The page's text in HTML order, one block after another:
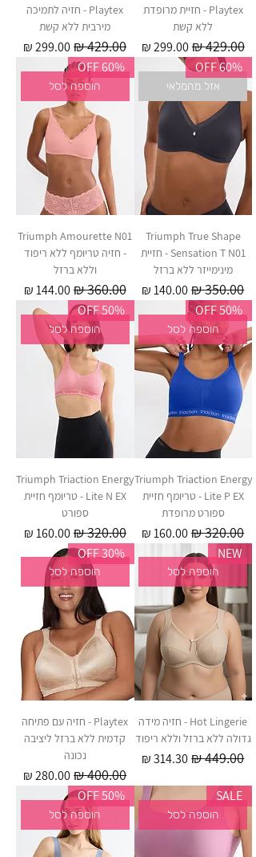
Playtex - חזיית מרופדת
ללא קשת
מחיר רגיל‏429.00 ‏₪ מחיר מבצע‏299.00 ‏₪
Playtex - חזיה לתמיכה
מירבית ללא קשת
מחיר רגיל‏429.00 ‏₪ מחיר מבצע
אזל מהמלאי
60% OFF
Triumph True Shape
Sensation T N01 - חזיית
מינימייזר ללא ברזל
מחיר רגיל‏350.00 ‏₪ מחיר מבצע
הוספה לסל
60% OFF
Triumph Amourette N01
- חזיה טריומף ללא ריפוד
וללא ברזל
מחיר רגיל‏360.00 ‏₪ מחיר מבצע‏144.00 ‏₪
הוספה לסל
50% OFF
Triumph Triaction Energy
Lite P EX - טריומף חזיית
ספורט מרופדת
מחיר רגיל‏320.00 ‏₪ מחיר מבצע
הוספה לסל
50% OFF
Triumph Triaction Energy
Lite N EX - טריומף חזיית
ספורט
מחיר רגיל‏320.00 ‏₪ מחיר מבצע‏160.00 ‏₪
הוספה לסל
NEW
Hot Lingerie - חזיה מידה
גדולה ללא ברזל וללא ריפוד
מחיר רגיל‏449.00 ‏₪ מחיר מבצע
הוספה לסל
30% OFF
Playtex - חזיה עם פתיחה
קדמית ללא ברזל ליציבה
נכונה
מחיר רגיל‏400.00 ‏₪ מחיר מבצע
הוספה לסל
SALE
הוספה לסל
50% OFF